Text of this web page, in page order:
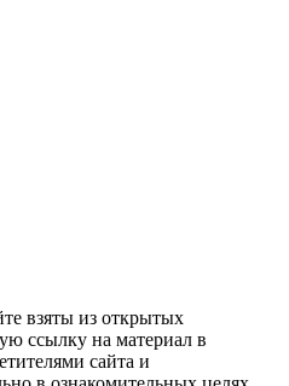
взяты из открытых
ссылку на материал в
сайта и